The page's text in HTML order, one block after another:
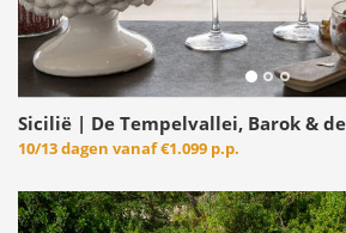
Sicilië | De Tempelvallei, Barok &
10/13 dagen vanaf€1.099 p.p.